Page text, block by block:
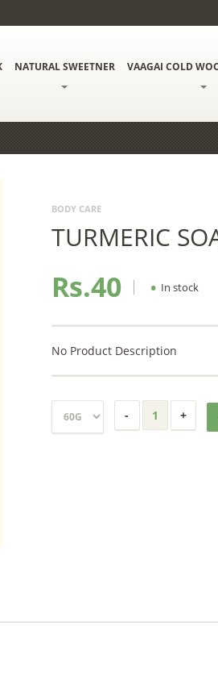
NATURAL SWEETNER VAAGAI COLD
BODY CARE
TURMERIC
Rs.40 • In stock
No Product Description